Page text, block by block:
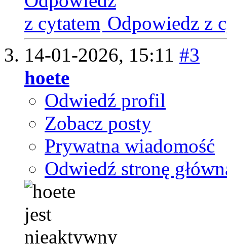
Odpowiedz z
14-01-2026, 15:11 #3
hoete
Odwiedź profil
Zobacz posty
Prywatna wiadomość
Odwiedź stronę